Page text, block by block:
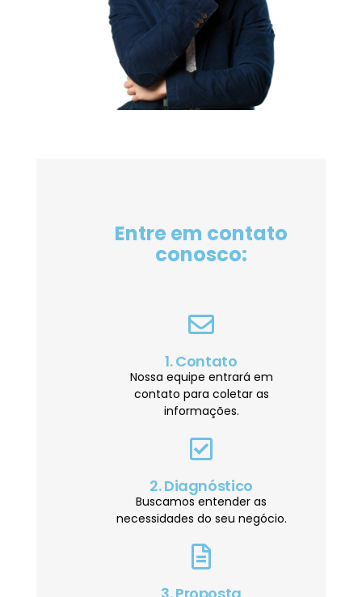
Entre em contato
conosco:
1. Contato
Nossa equipe entrará em
contato para coletar as
informações.
2. Diagnóstico
Buscamos entender as
necessidades do seu negócio.